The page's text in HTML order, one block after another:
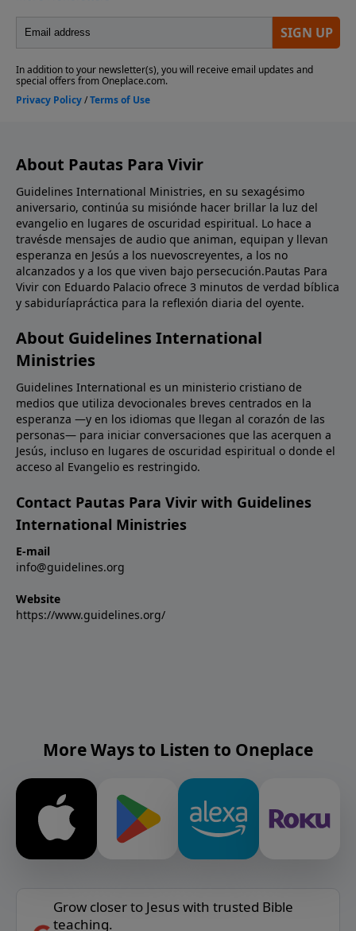
About Pautas Para Vivir
Guidelines International Ministries, en su sexagésimo
aniversario, continúa su misiónde hacer brillar la luz del
evangelio en lugares de oscuridad espiritual. Lo hace a
travésde mensajes de audio que animan, equipan y llevan
esperanza en Jesús a los nuevoscreyentes, a los no
alcanzados y a los que viven bajo persecución.Pautas Para
Vivir con Eduardo Palacio ofrece 3 minutos de verdad bíblica
y sabiduríapráctica para la reflexión diaria del oyente.
About Guidelines International
Ministries
Guidelines International es un ministerio cristiano de
medios que utiliza devocionales breves centrados en la
esperanza —y en los idiomas que llegan al corazón de las
personas— para iniciar conversaciones que las acerquen a
Jesús, incluso en lugares de oscuridad espiritual o donde el
acceso al Evangelio es restringido.
Contact Pautas Para Vivir with Guidelines
International Ministries
E-mail
info@guidelines.org
Website
https://www.guidelines.org/
More Ways to Listen to Oneplace
Grow closer to Jesus with trusted Bible
teaching.